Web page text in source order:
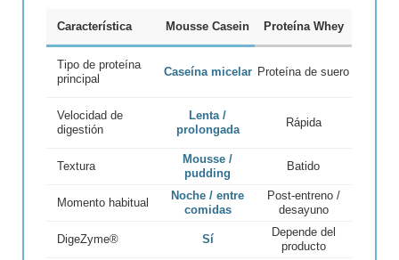
Característica Mousse Casein Proteína Whey
Tipo de proteína
principal
Caseína micelar Proteína de suero
Velocidad de
digestión
Lenta /
prolongada
Rápida
Textura
Mousse /
pudding
Batido
Momento habitual
Noche / entre
comidas
Post-entreno /
desayuno
DigeZyme® Sí
Depende del
producto